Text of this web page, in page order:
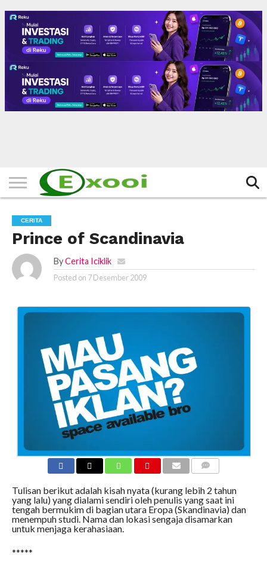
HOME
FILTER
BERITA
BIODATA
CERITA
CERPEN
EKSKLUSIF
FOTO
VIDEO
TIPS
MORE
CERITA
Prince of Scandinavia
By Cerita Iciklik
Posted on 7 Desember 2009
Tulisan berikut adalah kisah nyata (kurang lebih 2 tahun
yang lalu) yang dialami sendiri oleh penulis yang saat ini
tengah bermukim di bagian utara Eropa (Skandinavia) dan
menempuh studi. Nama dan lokasi sengaja disamarkan
untuk menjaga kerahasiaan.
*****